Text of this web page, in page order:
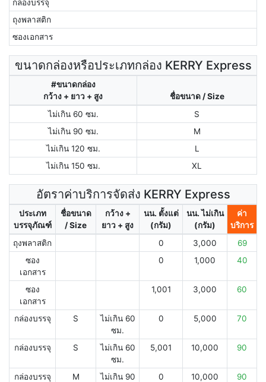
กล่องบรรจุ
ถุงพลาสติก
ซองเอกสาร
ขนาดกล่องหรือประเภทกล่อง KERRY Express
#ขนาดกล่อง
กว้าง + ยาว + สูง
ชื่อขนาด / Size
ไม่เกิน 60 ซม.
S
ไม่เกิน 90 ซม.
M
ไม่เกิน 120 ซม.
L
ไม่เกิน 150 ซม.
XL
อัตราค่าบริการจัดส่ง KERRY Express
ประเภท
บรรจุภัณฑ์
ชื่อขนาด
/ Size
กว้าง +
ยาว + สูง
นน. ตั้งแต่
(กรัม)
นน. ไม่เกิน
(กรัม)
ค่า
บริการ
ถุงพลาสติก
0 3,000
69
ซอง
เอกสาร
0 1,000 40
ซอง
เอกสาร
1,001 3,000 60
กล่องบรรจุ S
ไม่เกิน 60
ซม.
0 5,000 70
กล่องบรรจุ S
ไม่เกิน 60
ซม.
5,001 10,000 90
กล่องบรรจุ M
ไม่เกิน 90
0 10,000 90